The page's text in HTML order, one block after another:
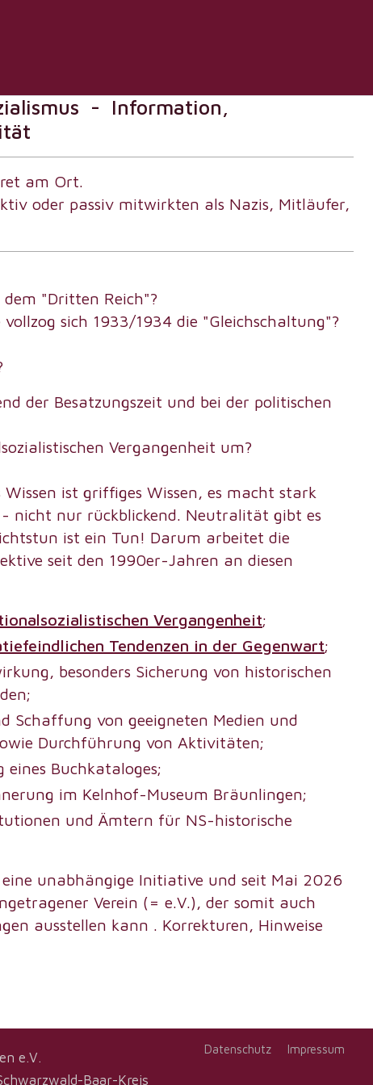
- Information,
am Ort.
oder passiv mitwirkten als Nazis, Mitläufer,
"Dritten Reich"?
sich 1933/1934 die "Gleichschaltung"?
der Besatzungszeit und bei der politischen
Vergangenheit um?
ist griffiges Wissen, es macht stark
nicht nur rückblickend. Neutralität gibt es
ist ein Tun! Darum arbeitet die
seit den 1990er-Jahren an diesen
Vergangenheit;
Tendenzen in der Gegenwart;
besonders Sicherung von historischen
Schaffung von geeigneten Medien und
Durchführung von Aktivitäten;
Buchkataloges;
im Kelnhof-Museum Bräunlingen;
und Ämtern für NS-historische
unabhängige Initiative und seit Mai 2026
Verein (= e.V.), der somit auch
ausstellen kann . Korrekturen, Hinweise
e.V.
Baar-Kreis
Datenschutz Impressum